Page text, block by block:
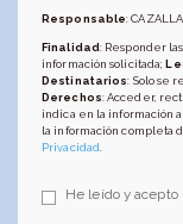
Responsable:
Finalidad: Responder
información solicitada;
Destinatarios: Solo se
Derechos: Acceder,
indica en la información
la información completa
Privacidad
He leído y acepto